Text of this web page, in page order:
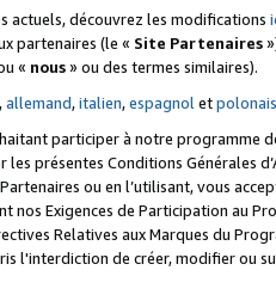
actuels, découvrez les modifications
partenaires (le « Site Partenaires
« nous» ou des termes similaires).
,allemand,italien,espagnoletpolonais
participer à notre programme
les présentes Conditions Générales
ou en l’utilisant, vous
nos Exigences de Participation au
Relatives aux Marques du
l'interdiction de créer, modifier ou